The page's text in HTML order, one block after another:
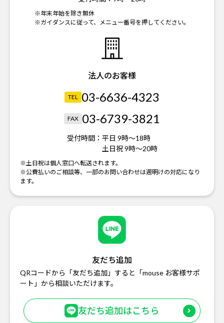
※年末年始を除き無休
※ガイダンスに従って、メニュー番号を押してください。
法人のお客様
TEL 03-6636-4323
FAX 03-6739-3821
受付時間： 平日 9時～18時
土日祝 9時～20時
※土日祝は個人窓口へ転送されます。
※公費払いのご相談等、一部のお問い合わせは週明けの対応になり
ます。
友だち追加
QRコードから「友だち追加」すると「mouse お客様サポ
ート」から相談いただけます。
友だち追加はこちら